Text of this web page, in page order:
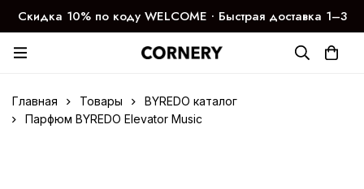
Скидка 10% по коду WELCOME ∙ Быстрая доставка 1–3
дня
Главная Товары
BYREDO каталог
Парфюм BYREDO Elevator Music